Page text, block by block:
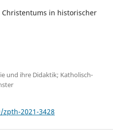
in historischer
und ihre Didaktik; Katholisch-
2021-3428